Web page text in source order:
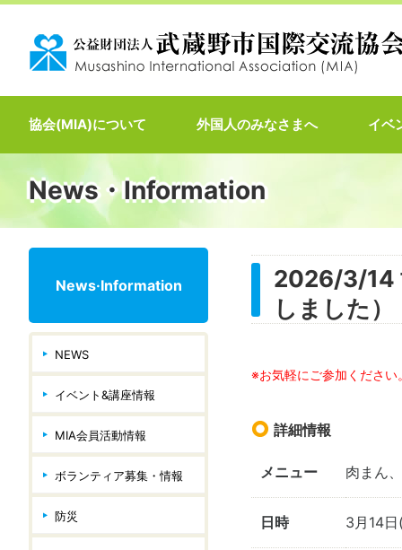
協会(MIA)について 外国人のみなさまへ イベ
News・Information
News·Information
NEWS
イベント&講座情報
MIA会員活動情報
ボランティア募集・情報
防災
2026/3/14
しました）
※お気軽にご参加ください
詳細情報
メニュー 肉まん
日時 3月14